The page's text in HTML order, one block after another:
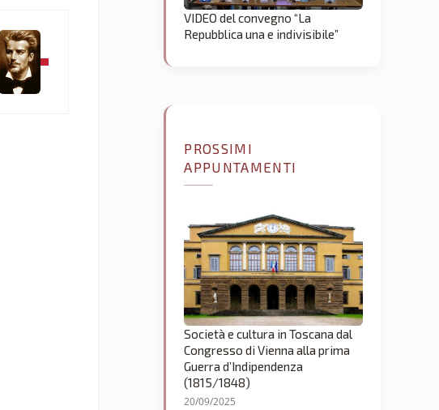
VIDEO del convegno “La
Repubblica una e indivisibile”
PROSSIMI
APPUNTAMENTI
Società e cultura in Toscana dal
Congresso di Vienna alla prima
Guerra d’Indipendenza
(1815/1848)
20/09/2025